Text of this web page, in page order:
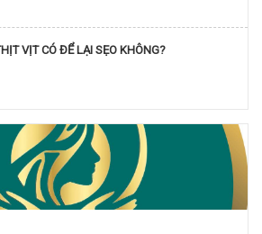
VỊT CÓ ĐỂ LẠI SẸO KHÔNG?